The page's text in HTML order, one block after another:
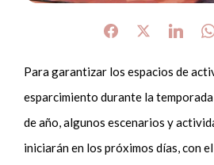
Para garantizar los espacios de
esparcimiento durante la
de año, algunos escenarios y
iniciarán en los próximos días, con